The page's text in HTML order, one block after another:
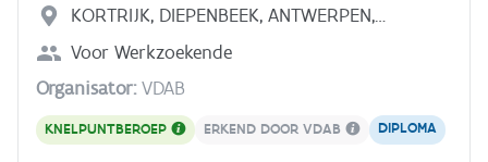
passen. Praktisch en concreet!
KORTRIJK, DIEPENBEEK, ANTWERPEN,
HEVERLEE, BRUSSEL, SINT-ANDRIES
Voor Werkzoekende
Organisator:VDAB
KNELPUNTBEROEP ERKEND DOOR VDAB DIPLOMA